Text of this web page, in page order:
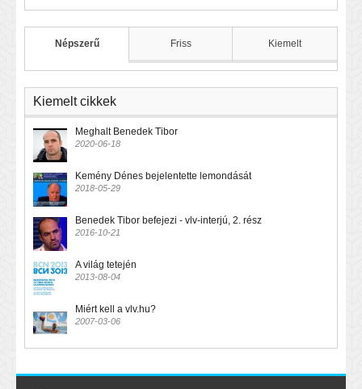
Népszerű Friss Kiemelt
Kiemelt cikkek
Meghalt Benedek Tibor
2020-06-18
Kemény Dénes bejelentette lemondását
2018-05-29
Benedek Tibor befejezi - vlv-interjú, 2. rész
2016-10-21
A világ tetején
2013-08-04
Miért kell a vlv.hu?
2007-03-06